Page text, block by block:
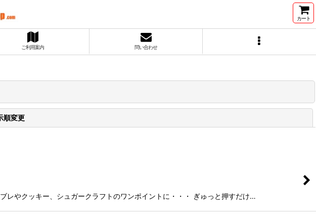
カート
ご利用案内 問い合わせ
順変更
やクッキー、シュガークラフトのワンポイントに・・・ ぎゅっと押すだけ…